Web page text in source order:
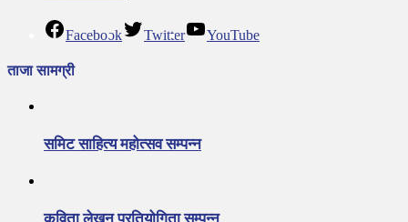
Facebook Twitter YouTube
ताजा सामग्री
समिट साहित्य महोत्सव सम्पन्न
कविता लेखन प्रतियोगिता सम्पन्न